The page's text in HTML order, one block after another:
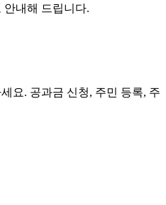
안내해 드립니다.
요. 공과금 신청, 주민 등록, 주